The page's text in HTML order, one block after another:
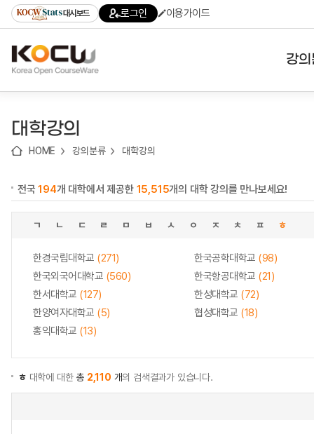
기
기
기
content)
가
대시보드 로그인 이용가이드
강
대학강의
HOME 강의분류 대학강의
전국194개 대학에서 제공한 15,515개의 대학 강의를 만나보세요!
ㄱ ㄴ ㄷ ㄹ ㅁ ㅂ ㅅ ㅇ ㅈ ㅊ ㅍ ㅎ
한경국립대학교 (271) 한국공학대학교 (98)
한국외국어대학교 (560) 한국항공대학교 (21)
한서대학교 (127) 한성대학교 (72)
한양여자대학교 (5) 협성대학교 (18)
홍익대학교 (13)
ㅎ 대학에 대한총 2,110 개의 검색결과가 있습니다.